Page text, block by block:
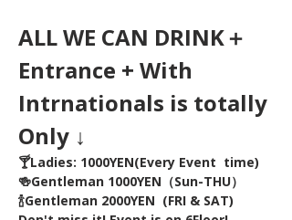
ALL WE CAN DRINK＋
Entrance + With
Intrnationals is totally
Only ↓
🍸Ladies: 1000YEN(Every Event  time)
🍻Gentleman 1000YEN（Sun-THU）
🍾Gentleman 2000YEN  (FRI & SAT)